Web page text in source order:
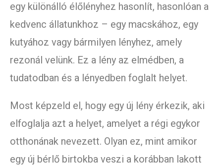
egy különálló élőlényhez hasonlít, hasonlóan a
kedvenc állatunkhoz – egy macskához, egy
kutyához vagy bármilyen lényhez, amely
rezonál velünk. Ez a lény az elmédben, a
tudatodban és a lényedben foglalt helyet.
Most képzeld el, hogy egy új lény érkezik, aki
elfoglalja azt a helyet, amelyet a régi egykor
otthonának nevezett. Olyan ez, mint amikor
egy új bérlő birtokba veszi a korábban lakott